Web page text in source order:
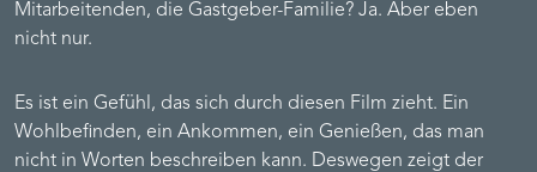
Mitarbeitenden, die Gastgeber-Familie? Ja. Aber eben
nicht nur.
Es ist ein Gefühl, das sich durch diesen Film zieht. Ein
Wohlbefinden, ein Ankommen, ein Genießen, das man
nicht in Worten beschreiben kann. Deswegen zeigt der